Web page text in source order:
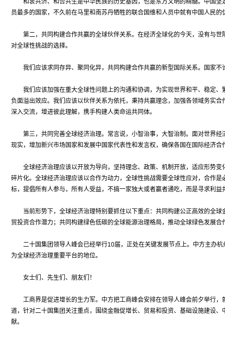
和衷共济、和合共生是中华民族的历史基因，也是东方文明的精髓。中国坚
员最多的国家，不久前在马里和南苏丹牺牲的联合国维和人员中就有中国人民
第二，共同构建合作共赢的全球伙伴关系。在经济全球化的今天，没有与世
对全球性挑战的选择。
我们应该求同存异、聚同化异，共同构建合作共赢的新型国际关系。国家不
我们应该加强在重大全球性问题上的沟通和协调，为实现世界和平、稳定、
负面溢出效应。我们应该以伙伴关系为依托，秉持共赢理念，加强各领域务实
深入交流，增进彼此理解，携手构建人类命运共同体。
第三，共同完善全球经济治理。常言说，小智治事，大智治制。面对世界经
现实，增加新兴市场国家和发展中国家代表性和发言权，确保各国在国际经济
全球经济治理应该以开放为导向，坚持理念、政策、机制开放，适应形势变
碎片化。全球经济治理应该以合作为动力，全球性挑战需要全球性应对，合作
标，提倡所有人参与，所有人受益，不搞一家独大或者赢者通吃，而是寻求利益
当前形势下，全球经济治理特别要抓住以下重点：共同构建公正高效的全球
贸投资合作潜力；共同构建绿色低碳的全球能源治理格局，推动全球绿色发展
二十国集团领导人峰会已经举行10届，正处在关键发展节点上。中方主办杭
为全球经济治理重要平台的地位。
女士们、先生们、朋友们！
工商界是促进增长的生力军。中方把工商峰会安排在领导人峰会前夕举行，
道，针对二十国集团关注重点，围绕金融促增长、贸易和投资、基础设施建设
献。